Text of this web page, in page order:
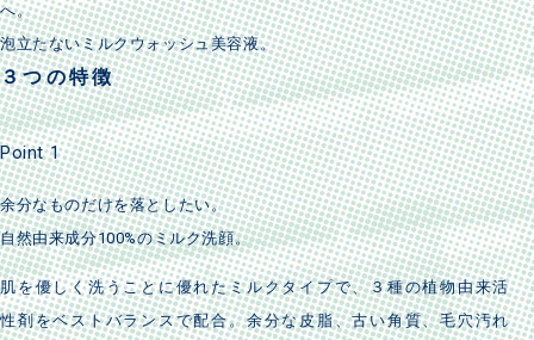
へ。
泡立たないミルクウォッシュ美容液。
３つの特徴
Point 1
余分なものだけを落としたい。
自然由来成分100%のミルク洗顔。
肌を優しく洗うことに優れたミルクタイプで、３種の植物由来活
性剤をベストバランスで配合。余分な皮脂、古い角質、毛穴汚れ